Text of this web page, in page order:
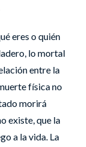
eres o quién
lo mortal
entre la
física no
morirá
existe, que la
a la vida. La